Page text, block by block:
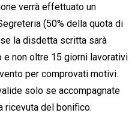
verrà effettuato un
(50% della quota di
la disdetta scritta sarà
e non oltre 15 giorni lavorativi
per comprovati motivi.
solo se accompagnate
ricevuta del bonifico.